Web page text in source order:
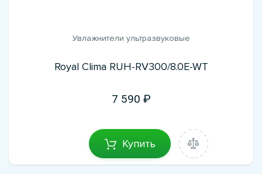
Увлажнители ультразвуковые
Royal Clima RUH-RV300/8.0E-WT
7 590
Купить